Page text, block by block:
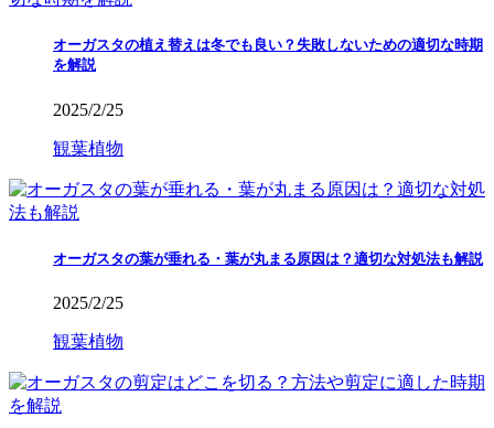
オーガスタの植え替えは冬でも良い？失敗しないための適切な時期
を解説
2025/2/25
観葉植物
オーガスタの葉が垂れる・葉が丸まる原因は？適切な対処法も解説
2025/2/25
観葉植物